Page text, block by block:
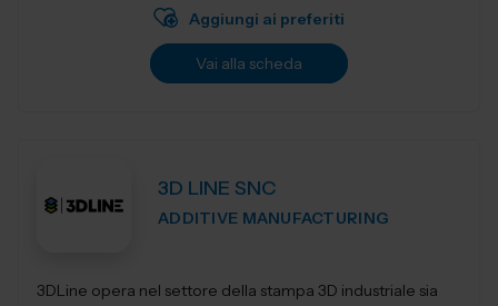
Aggiungi ai preferiti
Vai alla scheda
3D LINE SNC
ADDITIVE MANUFACTURING
3DLine opera nel settore della stampa 3D industriale sia